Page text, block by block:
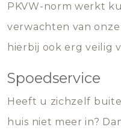
PKVW-norm werkt
verwachten van
hierbij ook erg veilig
Spoedservice
Heeft u zichzelf
huis niet meer in?